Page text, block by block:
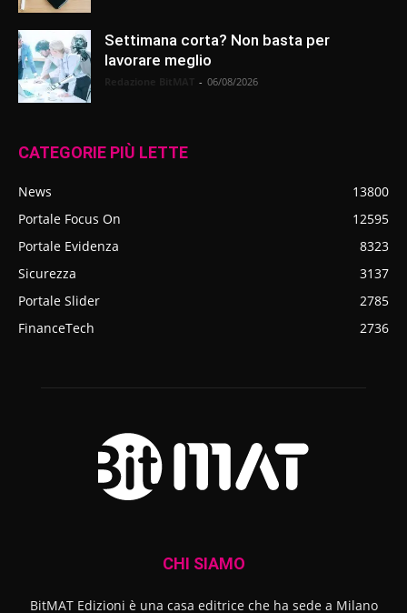
Settimana corta? Non basta per
lavorare meglio
- 06/08/2026
CATEGORIE PIÙ LETTE
News
13800
Portale Focus On
12595
Portale Evidenza
8323
Sicurezza
3137
Portale Slider
2785
FinanceTech
2736
CHI SIAMO
BitMAT Edizioni è una casa editrice che ha sede a Milano